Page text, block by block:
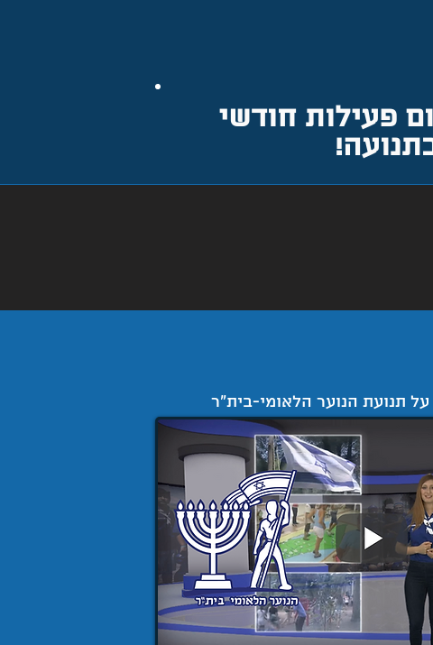
פעילות חודשי
על תנועת הנוער הלאומי-בית"ר